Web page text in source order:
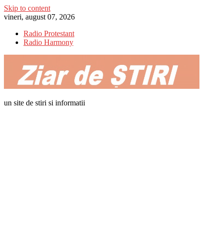
Skip to content
vineri, august 07, 2026
Radio Protestant
Radio Harmony
un site de stiri si informatii